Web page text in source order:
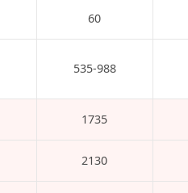
60
535-988
1735
2130